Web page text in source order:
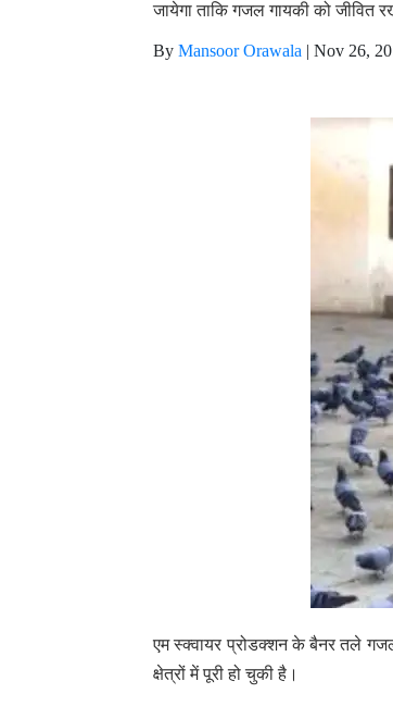
जायेगा ताकि गजल गायकी को जीवित
By Mansoor Orawala | Nov 26,
एम स्क्वायर प्रोडक्शन के बैनर तले
क्षेत्रों में पूरी हो चुकी है।